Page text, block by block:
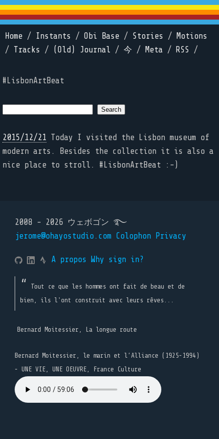
Home / Instants / Obi Base / Stories /
Motions
/ Tracks / (Old) Journal / 今 / Meta / RSS /
#LisbonArtBeat
2015/12/21 Today I visited the Lisbon museum of
modern arts. Besides the collection it is also a
nice place to stroll. #LisbonArtBeat :-)
2008 - 2026 ウェボゴン ࿐
jerome@ohayostudio.com Colophon Privacy
A propos Why sign in?
Tout ce que les hommes ont fait de beau et de
bien, ils l'ont construit avec leurs rêves...
Bernard Moitessier, La longue route
Bernard Moitessier, le marin et l’Alliance (1925-1994)
- UNE VIE, UNE OEUVRE, France Culture